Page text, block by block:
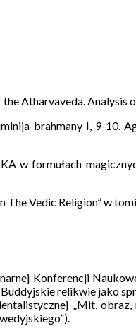
Atharvaveda.
brahmany I, 9-10.
w formułach
The Vedic Religion” w
Konferencji
relikwie jako
„Mit,